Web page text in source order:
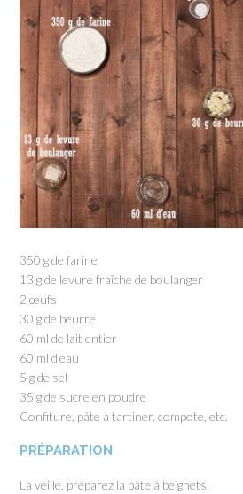
350 g de farine
13 g de levure fraîche de boulanger
2 œufs
30 g de beurre
60 ml de lait entier
60 ml d’eau
5 g de sel
35 g de sucre en poudre
Confiture, pâte à tartiner, compote, etc.
PRÉPARATION
La veille, préparez la pâte à beignets.